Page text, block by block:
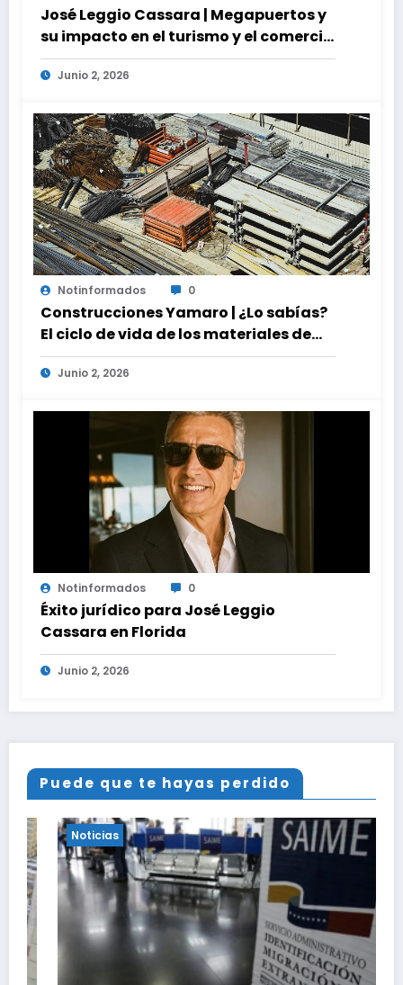
José Leggio Cassara | Megapuertos y
su impacto en el turismo y el comercio
global
Junio 2, 2026
Notinformados 0
Construcciones Yamaro | ¿Lo sabías?
El ciclo de vida de los materiales de
construcción revoluciona eficiencia
en proyectos modernos
Junio 2, 2026
Notinformados 0
Éxito jurídico para José Leggio
Cassara en Florida
Junio 2, 2026
Puede que te hayas perdido
Noticias